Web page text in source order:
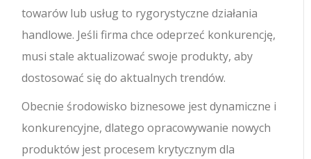
towarów lub usług to rygorystyczne działania
handlowe. Jeśli firma chce odeprzeć konkurencję,
musi stale aktualizować swoje produkty, aby
dostosować się do aktualnych trendów.
Obecnie środowisko biznesowe jest dynamiczne i
konkurencyjne, dlatego opracowywanie nowych
produktów jest procesem krytycznym dla